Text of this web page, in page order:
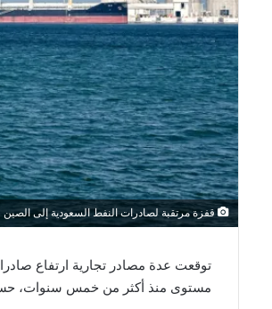
قفزة مرتقبة لصادرات النفط السعودية إلى الصين
توقعت عدة مصادر تجارية ارتفاع
مستوى منذ أكثر من خمس سنوات،